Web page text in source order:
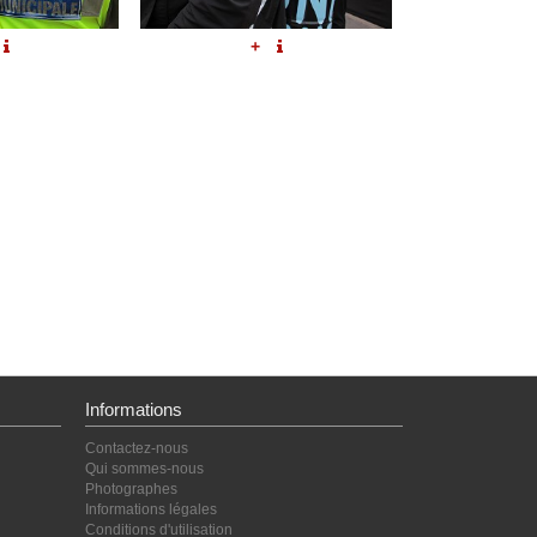
+
Informations
Contactez-nous
Qui sommes-nous
Photographes
Informations légales
Conditions d'utilisation